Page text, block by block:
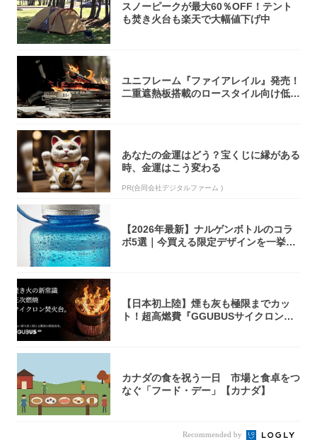
スノーピークが最大60％OFF！テント
も焚き火台も楽天で大幅値下げ中
ユニフレーム『ファイアレイル』発売！
二重遮熱板搭載のロースタイル向け低型
あなたの金運はどう？宝くじに縁がある
時、金運はこう変わる
PR(合同会社デジタルファーム )
【2026年最新】ナルゲンボトルのコラ
ボ5選｜今買える限定デザインを一挙紹
【日本初上陸】煙も灰も極限までカッ
ト！超高燃費『GGUBUSサイクロン焚
カナダの食を祝う一日 市場と食卓をつ
なぐ「フード・デー」【カナダ】
Recommended by